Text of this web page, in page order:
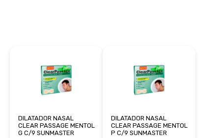
DILATADOR NASAL
CLEAR PASSAGE MENTOL
G C/9 SUNMASTER
DILATADOR NASAL
CLEAR PASSAGE MENTOL
P C/9 SUNMASTER